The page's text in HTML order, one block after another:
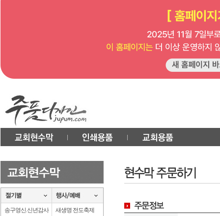
송구영신.신년감사
새생명 전도축제